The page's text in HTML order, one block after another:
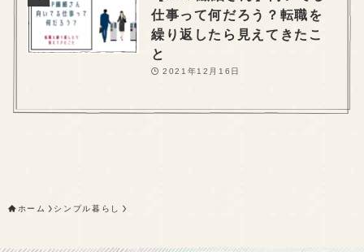
仕事って何だろう？転職を
繰り返したら見えてきたこ
と
2021年12月16日
ホーム シンプル暮らし